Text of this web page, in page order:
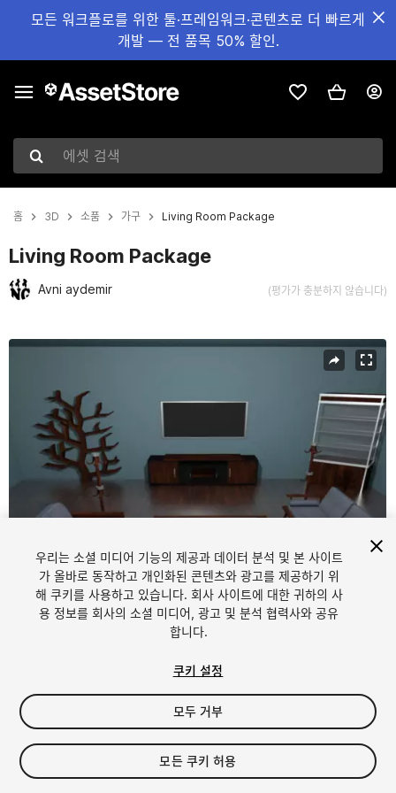
모든 워크플로를 위한 툴·프레임워크·콘텐츠로 더 빠르게
개발 — 전 품목 50% 할인.
에셋 검색
홈 3D 소품 가구 Living Room Package
Living Room Package
Avni aydemir (평가가 충분하지 않습니다)
현재 슬라이드: 1 / 11
1 11
$4.99
우리는 소셜 미디어 기능의 제공과 데이터 분석 및 본 사이트
가 올바로 동작하고 개인화된 콘텐츠와 광고를 제공하기 위
해 쿠키를 사용하고 있습니다. 회사 사이트에 대한 귀하의 사
용 정보를 회사의 소셜 미디어, 광고 및 분석 협력사와 공유
합니다.
쿠키 설정
모두 거부
모든 쿠키 허용